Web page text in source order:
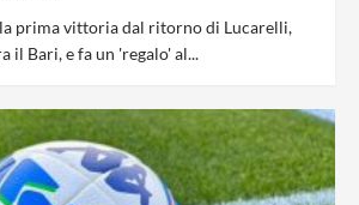
la prima vittoria dal ritorno di Lucarelli,
il Bari, e fa un 'regalo' al...